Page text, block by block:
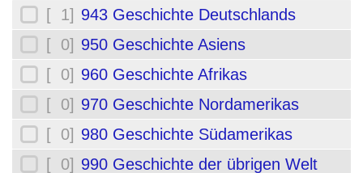
[ 1] 943 Geschichte Deutschlands
[ 0] 950 Geschichte Asiens
[ 0] 960 Geschichte Afrikas
[ 0] 970 Geschichte Nordamerikas
[ 0] 980 Geschichte Südamerikas
[ 0] 990 Geschichte der übrigen Welt